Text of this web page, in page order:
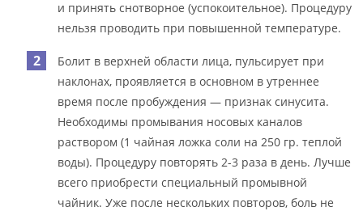
и принять снотворное (успокоительное). Процедуру
нельзя проводить при повышенной температуре.
Болит в верхней области лица, пульсирует при
наклонах, проявляется в основном в утреннее
время после пробуждения — признак синусита.
Необходимы промывания носовых каналов
раствором (1 чайная ложка соли на 250 гр. теплой
воды). Процедуру повторять 2-3 раза в день. Лучше
всего приобрести специальный промывной
чайник. Уже после нескольких повторов, боль не